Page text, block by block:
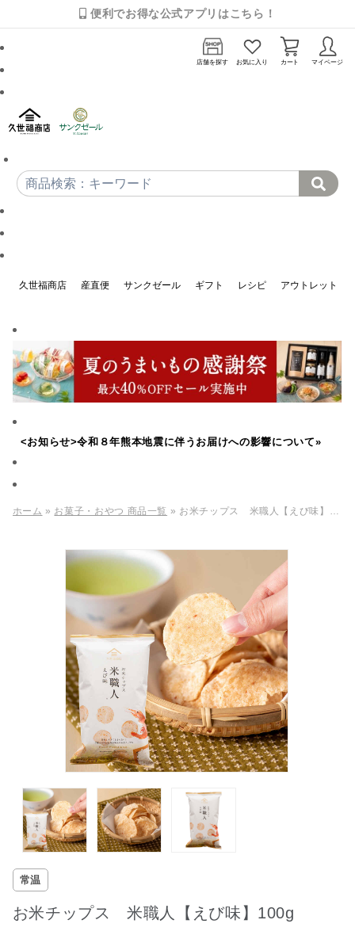
便利でお得な公式アプリはこちら！
店舗を探す お気に入り カート マイページ
久世福商店 産直便 サンクゼール ギフト レシピ アウトレット
<お知らせ>令和８年熊本地震に伴うお届けへの影響について»
ホーム » お菓子・おやつ 商品一覧 » お米チップス 米職人【えび味】100g
常温
お米チップス 米職人【えび味】100g